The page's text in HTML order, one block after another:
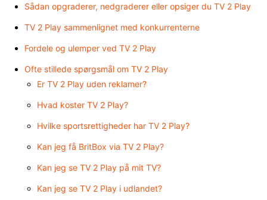
Sådan opgraderer, nedgraderer eller opsiger du TV 2 Play
TV 2 Play sammenlignet med konkurrenterne
Fordele og ulemper ved TV 2 Play
Ofte stillede spørgsmål om TV 2 Play
Er TV 2 Play uden reklamer?
Hvad koster TV 2 Play?
Hvilke sportsrettigheder har TV 2 Play?
Kan jeg få BritBox via TV 2 Play?
Kan jeg se TV 2 Play på mit TV?
Kan jeg se TV 2 Play i udlandet?